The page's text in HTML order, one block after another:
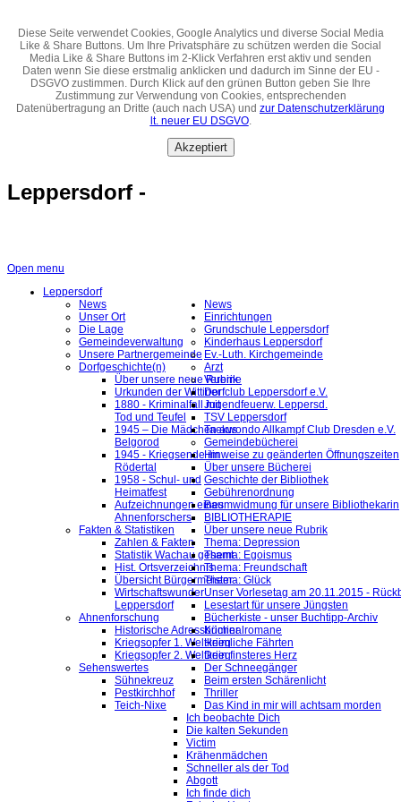
Diese Seite verwendet Cookies, Google Analytics und diverse Social Media
Like & Share Buttons. Um Ihre Privatsphäre zu schützen werden die Social
Media Like & Share Buttons im 2-Klick Verfahren erst aktiv und senden
Daten wenn Sie diese erstmalig anklicken und dadurch im Sinne der EU -
DSGVO zustimmen. Durch Klick auf den grünen Button geben Sie Ihre
Zustimmung zur Verwendung von Cookies, entsprechenden
Datenübertragung an Dritte (auch nach USA) und zur Datenschutzerklärung
lt. neuer EU DSGVO.
Akzeptiert
Leppersdorf -
Open menu
Leppersdorf
News
Unser Ort
Die Lage
Gemeindeverwaltung
Unsere Partnergemeinde
Dorfgeschichte(n)
Über unsere neue Rubrik
Urkunden der Wittiner
1880 - Kriminalfall mit
Tod und Teufel
1945 – Die Mädchen aus
Belgorod
1945 - Kriegsende im
Rödertal
1958 - Schul- und
Heimatfest
Aufzeichnungen eines
Ahnenforschers
Fakten & Statistiken
Zahlen & Fakten
Statistik Wachau gesamt
Hist. Ortsverzeichnis
Übersicht Bürgermeister
Wirtschaftswunder
Leppersdorf
Ahnenforschung
Historische Adressbücher
Kriegsopfer 1. Weltkrieg
Kriegsopfer 2. Weltkrieg
Sehenswertes
Sühnekreuz
Pestkirchhof
Teich-Nixe
News
Einrichtungen
Grundschule Leppersdorf
Kinderhaus Leppersdorf
Ev.-Luth. Kirchgemeinde
Arzt
Vereine
Dorfclub Leppersdorf e.V.
Jugendfeuerw. Leppersd.
TSV Leppersdorf
Taekwondo Allkampf Club Dresden e.V.
Gemeindebücherei
Hinweise zu geänderten Öffnungszeiten
Über unsere Bücherei
Geschichte der Bibliothek
Gebührenordnung
Baumwidmung für unsere Bibliothekarin
BIBLIOTHERAPIE
Über unsere neue Rubrik
Thema: Depression
Thema: Egoismus
Thema: Freundschaft
Thema: Glück
Unser Vorlesetag am 20.11.2015 -
Lesestart für unsere Jüngsten
Bücherkiste - unser Buchtipp-Archiv
Kriminalromane
Heimliche Fährten
Dein finsteres Herz
Der Schneegänger
Beim ersten Schärenlicht
Thriller
Das Kind in mir will achtsam morden
Ich beobachte Dich
Die kalten Sekunden
Victim
Krähenmädchen
Schneller als der Tod
Abgott
Ich finde dich